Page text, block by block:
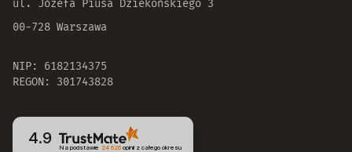
ul. Józefa Piusa Dziekońskiego 3
00-728 Warszawa
NIP: 6182134375
REGON: 301743828
4.9
Na podstawie 24 626opinii z całego okresu